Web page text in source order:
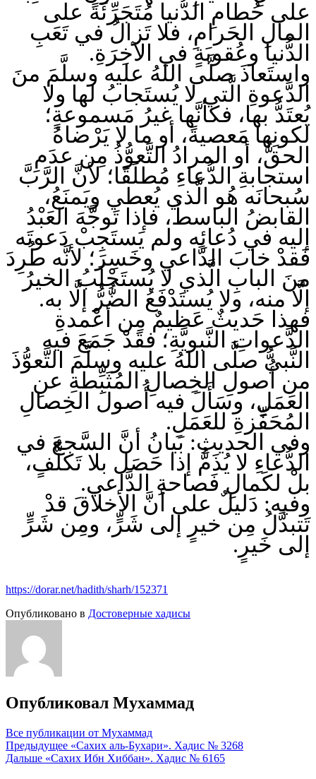
على حُطامِ الدُّنيا مُتَجَرِّئَةً على
المالِ الحَرامِ، فلا تَزالُ في تَعَبِ
الدُّنيا وعُقوبَةٍ في الآخِرَةِ.
واستَعاذَ صلَّى اللهُ عليه وسلَّمَ منَ
الدَّعوةِ الَّتي لا يُستَجابُ لها ولا
يُعتَدُّ بها، فكأنَّها غيرُ مَسموعةٍ؛
لكونِها مَعصيةً، أو ما لا يَرْضاهُ
الحقُّ، أو المرادُ التَّعوُّذُ مِن عدَمِ
استجابةِ الدُّعاءِ مُطلَقًا؛ لأنَّ الرَّبَّ
سُبحانَه هُو الَّذي يُعطي ويَمنَعُ،
القابضُ الباسطُ، فإذا تَوجَّهَ العَبْدُ
إليه في دُعائِه ولم يَستَجِبْ دَعوتَه
فَقدْ خابَ الدَّاعي وخَسِرَ؛ لأنَّه طُرِدَ
منَ البابِ الَّذي لا يُستَجْلَبُ الخيرُ
إلَّا منه، ولا يُستَدْفَعُ الضُّرُّ إلَّا به.
فهذا حَديثٌ عَظيمٌ مِن أعْمدةِ
الدَّعواتِ النَّبويَّةِ؛ فقَدْ جَمَعَ فيه
النَّبيُّ صلَّى اللهُ عليه وسلَّمَ التَّعوُّذَ
من أُصولِ الخِصالِ المُثَبِّطةِ عنِ
العَمَلِ، وسَأَلَ فيه أُصولَ الخِصالِ
المُحَفِّزةِ للعَمَلِ.
وفي الحديثِ: بَيانُ أنَّ السَّجعَ في
الدُّعاءِ لا يُذَمُّ إذا حَصَل بلا تَكلُّفٍ،
بلْ لكَمالِ فَصاحةِ الدَّاعي.
وفيه: دَليلٌ على أنَّ الأخلاقَ قدْ
تَتبدَّلُ مِن خيرٍ إلى شَرٍّ، ومِن شَرٍّ
إلى خَيرٍ.
https://dorar.net/hadith/sharh/152371
Опубликовано в Достоверные хадисы
Опубликовал Мухаммад
Все публикации от Мухаммад
Навигация
по
Предыдущее «Сахих аль-Бухари». Хадис № 3268
Дальше «Сахих Ибн Хиббан». Хадис № 6165